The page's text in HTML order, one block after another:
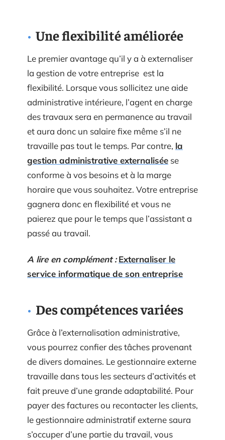
Une flexibilité améliorée
Le premier avantage qu’il y a à externaliser
la gestion de votre entreprise est la
flexibilité. Lorsque vous sollicitez une aide
administrative intérieure, l’agent en charge
des travaux sera en permanence au travail
et aura donc un salaire fixe même s’il ne
travaille pas tout le temps. Par contre, la
gestion administrative externalisée se
conforme à vos besoins et à la marge
horaire que vous souhaitez. Votre entreprise
gagnera donc en flexibilité et vous ne
paierez que pour le temps que l’assistant a
passé au travail.
A lire en complément : Externaliser le
service informatique de son entreprise
Des compétences variées
Grâce à l’externalisation administrative,
vous pourrez confier des tâches provenant
de divers domaines. Le gestionnaire externe
travaille dans tous les secteurs d’activités et
fait preuve d’une grande adaptabilité. Pour
payer des factures ou recontacter les clients,
le gestionnaire administratif externe saura
s’occuper d’une partie du travail, vous